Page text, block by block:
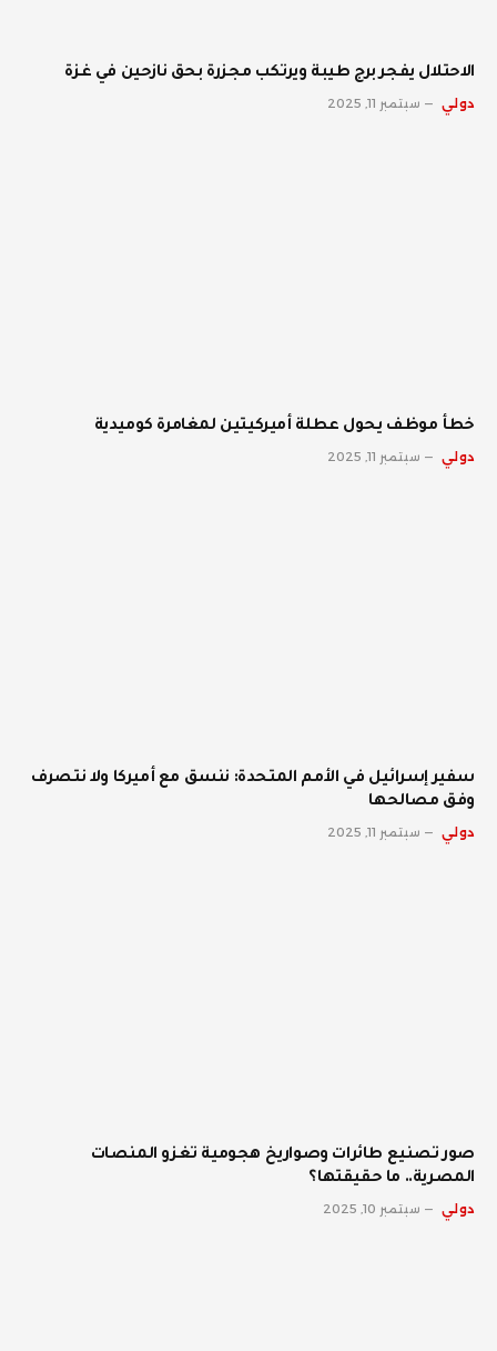
الاحتلال يفجر برج طيبة ويرتكب مجزرة بحق نازحين في غزة
دولي سبتمبر 11, 2025
خطأ موظف يحول عطلة أميركيتين لمغامرة كوميدية
دولي سبتمبر 11, 2025
سفير إسرائيل في الأمم المتحدة: ننسق مع أميركا ولا نتصرف
وفق مصالحها
دولي سبتمبر 11, 2025
صور تصنيع طائرات وصواريخ هجومية تغزو المنصات
المصرية.. ما حقيقتها؟
دولي سبتمبر 10, 2025